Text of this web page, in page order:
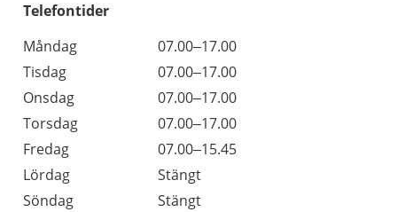
Telefontider
Måndag
07.00–17.00
Tisdag
07.00–17.00
Onsdag
07.00–17.00
Torsdag
07.00–17.00
Fredag
07.00–15.45
Lördag
Stängt
Söndag
Stängt